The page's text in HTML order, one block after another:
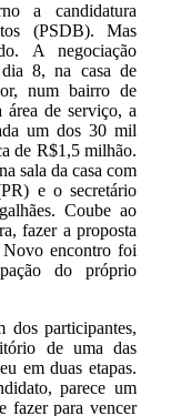
a candidatura
(PSDB). Mas
A negociação
8, na casa de
num bairro de
de serviço, a
um dos 30 mil
de R$1,5 milhão.
sala da casa com
e o secretário
Coube ao
fazer a proposta
Novo encontro foi
do próprio
dos participantes,
de uma das
em duas etapas.
parece um
fazer para vencer